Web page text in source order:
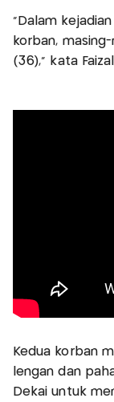
"Dalam
korban,
(36)," kata
Kedua korban
lengan dan
Dekai untuk